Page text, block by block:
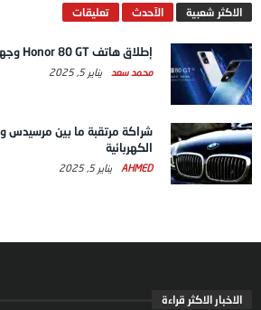
الاكثر شعبية الآحدث تعليقات
إطلاق هاتف Honor 80 GT وجهاز لوحي جديد
محمد سعد يناير 5, 2025
شراكة مرتقبة ما بين مرسيدس
الكهربائية
AHMED يناير 5, 2025
الاخبار الاكثر قراءة